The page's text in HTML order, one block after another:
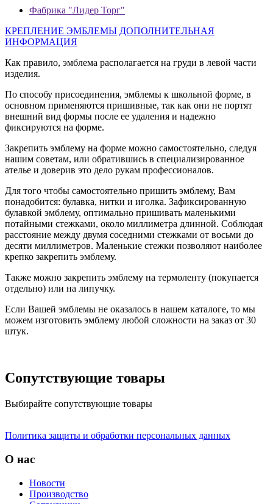
Фабрика "Лидер Торг"
КРЕПЛЕНИЕ ЭМБЛЕМЫ ДОПОЛНИТЕЛЬНАЯ
ИНФОРМАЦИЯ
Как правило, эмблема располагается на груди в левой части
изделия.
По способу присоединения, эмблемы к школьной форме, в
основном применяются пришивные, так как они не портят
внешний вид формы после ее удаления и надежно
фиксируются на форме.
Закрепить эмблему на форме можно самостоятельно, следуя
нашим советам, или обратившись в специализированное
ателье и доверив это дело рукам профессионалов.
Для того чтобы самостоятельно пришить эмблему, Вам
понадобится: булавка, нитки и иголка. Зафиксированную
булавкой эмблему, оптимально пришивать маленькими
потайными стежками, около миллиметра длинной. Соблюдая
расстояние между двумя соседними стежками от восьми до
десяти миллиметров. Маленькие стежки позволяют наиболее
крепко закрепить эмблему.
Также можно закрепить эмблему на термоленту (покупается
отдельно) или на липучку.
Если Вашей эмблемы не оказалось в нашем каталоге, то мы
можем изготовить эмблему любой сложности на заказ от 30
штук.
Сопутствующие товары
Выбирайте сопутствующие товары
Политика защиты и обработки персональных данных
О нас
Новости
Производство